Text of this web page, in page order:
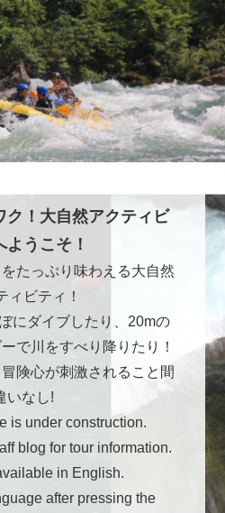
ク！大自然アクティビ
ようこそ！
たっぷり味わえる大自然
ィビティ！
にダイブしたり、20mの
で川をすべり降りたり！
険心が刺激されること間
いなし!
is under construction.
blog for tour information.
in English.
after pressing the